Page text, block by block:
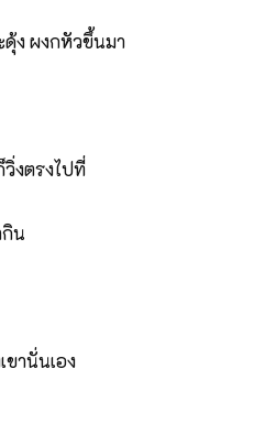
ง ผงกหัวขึ้นมา
งตรงไปที่
น
านั่นเอง